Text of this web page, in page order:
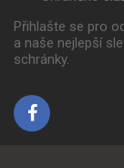
Přihlašte se pro
a naše nejlepší
schránky.